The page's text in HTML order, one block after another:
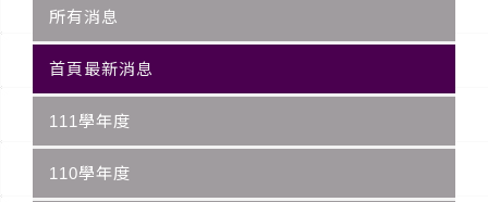
所有消息
首頁最新消息
111學年度
110學年度